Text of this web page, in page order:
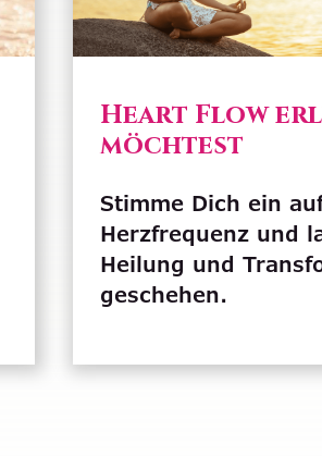
Heart Flow
möchtest
Stimme Dich ein
Herzfrequenz und
Heilung und
geschehen.